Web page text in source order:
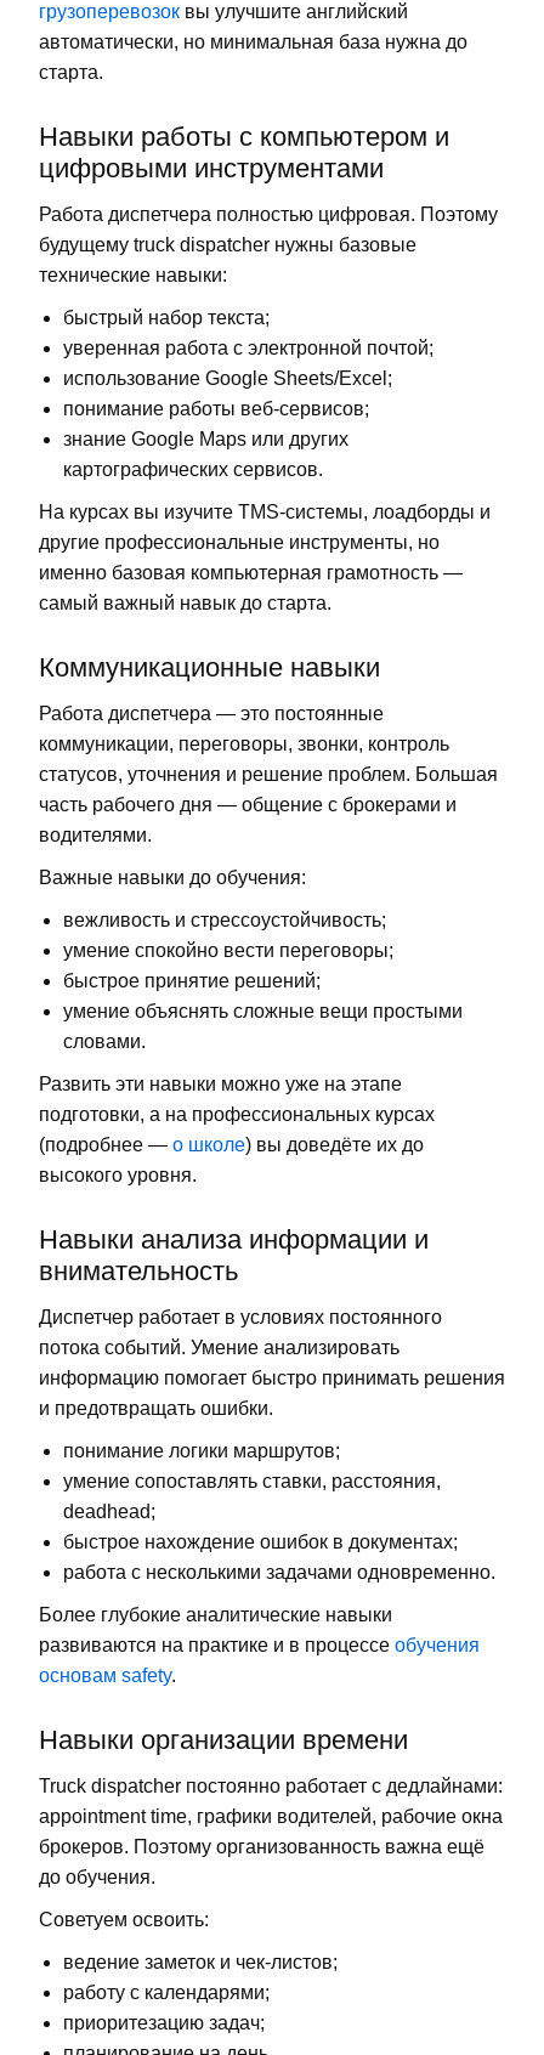
грузоперевозок вы улучшите английский
автоматически, но минимальная база нужна до
старта.
Навыки работы с компьютером и
цифровыми инструментами
Работа диспетчера полностью цифровая. Поэтому
будущему truck dispatcher нужны базовые
технические навыки:
быстрый набор текста;
уверенная работа с электронной почтой;
использование Google Sheets/Excel;
понимание работы веб-сервисов;
знание Google Maps или других
картографических сервисов.
На курсах вы изучите TMS-системы, лоадборды и
другие профессиональные инструменты, но
именно базовая компьютерная грамотность —
самый важный навык до старта.
Коммуникационные навыки
Работа диспетчера — это постоянные
коммуникации, переговоры, звонки, контроль
статусов, уточнения и решение проблем. Большая
часть рабочего дня — общение с брокерами и
водителями.
Важные навыки до обучения:
вежливость и стрессоустойчивость;
умение спокойно вести переговоры;
быстрое принятие решений;
умение объяснять сложные вещи простыми
словами.
Развить эти навыки можно уже на этапе
подготовки, а на профессиональных курсах
(подробнее — о школе) вы доведёте их до
высокого уровня.
Навыки анализа информации и
внимательность
Диспетчер работает в условиях постоянного
потока событий. Умение анализировать
информацию помогает быстро принимать решения
и предотвращать ошибки.
понимание логики маршрутов;
умение сопоставлять ставки, расстояния,
deadhead;
быстрое нахождение ошибок в документах;
работа с несколькими задачами одновременно.
Более глубокие аналитические навыки
развиваются на практике и в процессе обучения
основам safety.
Навыки организации времени
Truck dispatcher постоянно работает с дедлайнами:
appointment time, графики водителей, рабочие окна
брокеров. Поэтому организованность важна ещё
до обучения.
Советуем освоить:
ведение заметок и чек-листов;
работу с календарями;
приоритезацию задач;